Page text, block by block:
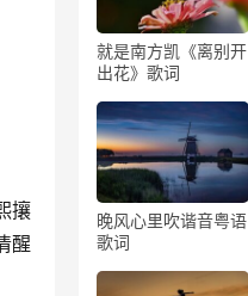
攘
醒
就是南方凯《离别开
出花》歌词
晚风心里吹谐音粤语
歌词